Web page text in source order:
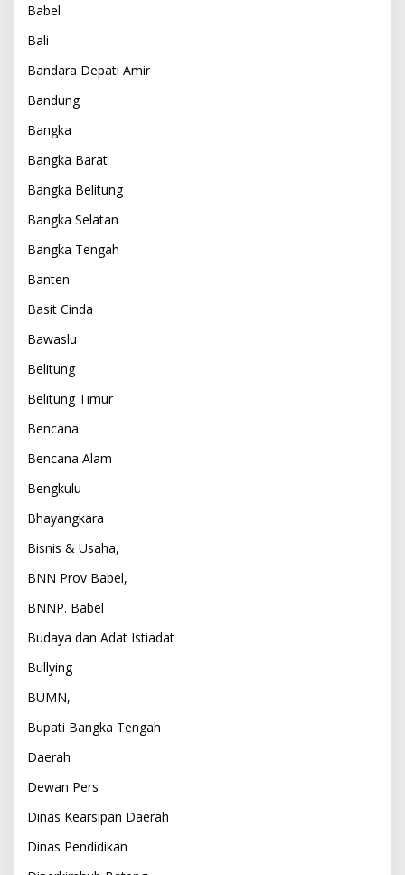
Babel
Bali
Bandara Depati Amir
Bandung
Bangka
Bangka Barat
Bangka Belitung
Bangka Selatan
Bangka Tengah
Banten
Basit Cinda
Bawaslu
Belitung
Belitung Timur
Bencana
Bencana Alam
Bengkulu
Bhayangkara
Bisnis & Usaha,
BNN Prov Babel,
BNNP. Babel
Budaya dan Adat Istiadat
Bullying
BUMN,
Bupati Bangka Tengah
Daerah
Dewan Pers
Dinas Kearsipan Daerah
Dinas Pendidikan